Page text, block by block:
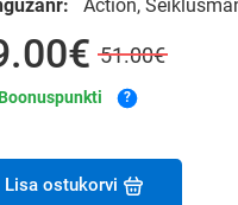
Action,
51.00€
?
Lisa ostukorvi